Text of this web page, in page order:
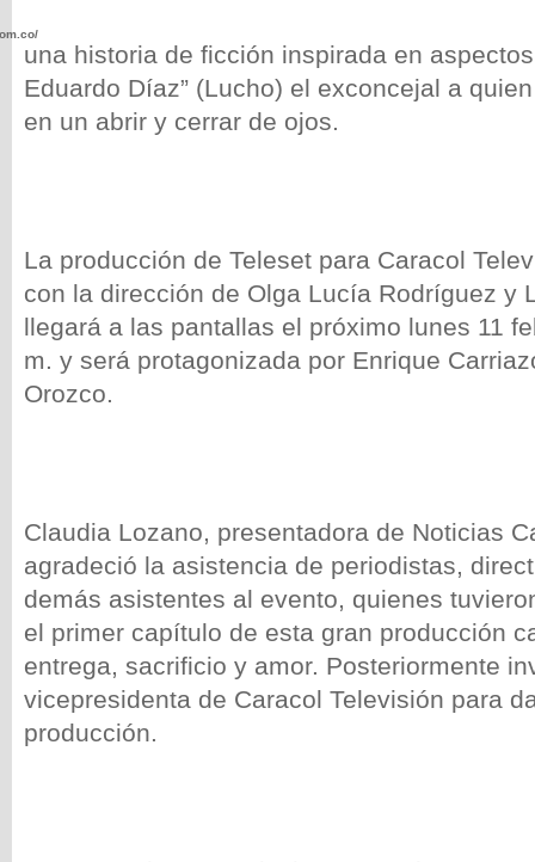
una historia de ficción inspirada en
Eduardo Díaz” (Lucho) el exconcejal a
en un abrir y cerrar de ojos.
La producción de Teleset para Caracol
con la dirección de Olga Lucía Rodríguez y
llegará a las pantallas el próximo lunes 11
m. y será protagonizada por Enrique
Orozco.
Claudia Lozano, presentadora de Noticias
agradeció la asistencia de periodistas,
demás asistentes al evento, quienes
el primer capítulo de esta gran producción
entrega, sacrificio y amor. Posteriormente
vicepresidenta de Caracol Televisión para
producción.
wp-
wp-